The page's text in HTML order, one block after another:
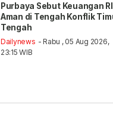
Purbaya Sebut Keuangan RI
Aman di Tengah Konflik
Tengah
Dailynews - Rabu , 05 Aug 2026,
23:15 WIB